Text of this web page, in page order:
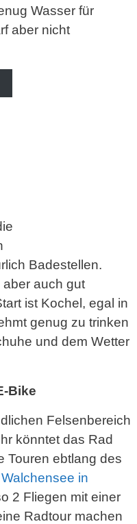
Wasser für
aber nicht
Badestellen.
aber auch gut
ist Kochel, egal in
genug zu trinken
und dem Wetter
Bike
Felsenbereich
könntet das Rad
Touren ebtlang des
Walchensee in
2 Fliegen mit einer
Radtour machen